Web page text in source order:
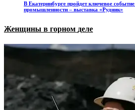
В Екатеринбурге пройдет ключевое событие
промышленности – выставка «Рудник»
Женщины в горном деле